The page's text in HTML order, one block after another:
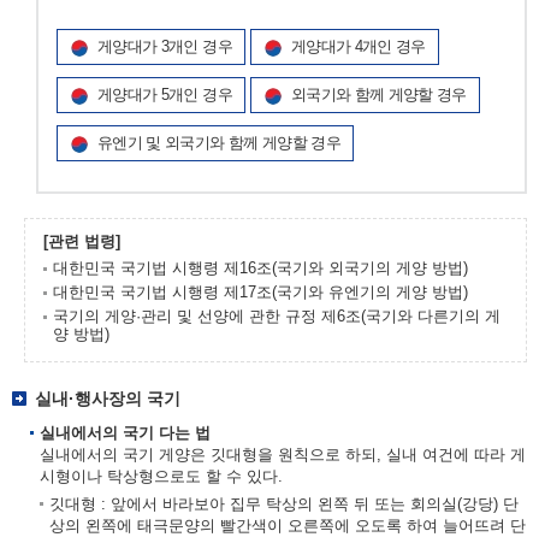
게양대가 3개인 경우 게양대가 4개인 경우
게양대가 5개인 경우 외국기와 함께 게양할 경우
유엔기 및 외국기와 함께 게양할 경우
[관련 법령]
대한민국 국기법 시행령 제16조(국기와 외국기의 게양 방법)
대한민국 국기법 시행령 제17조(국기와 유엔기의 게양 방법)
국기의 게양·관리 및 선양에 관한 규정 제6조(국기와 다른기의 게
양 방법)
실내·행사장의 국기
실내에서의 국기 다는 법
실내에서의 국기 게양은 깃대형을 원칙으로 하되, 실내 여건에 따라 게
시형이나 탁상형으로도 할 수 있다.
깃대형 : 앞에서 바라보아 집무 탁상의 왼쪽 뒤 또는 회의실(강당) 단
상의 왼쪽에 태극문양의 빨간색이 오른쪽에 오도록 하여 늘어뜨려 단